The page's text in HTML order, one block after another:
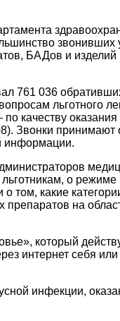
звонивших
БАДов и изделий
761 036
льготного
по качеству
Звонки
информации.
о режиме
том, какие
препаратов на
который
интернет себя
инфекции,